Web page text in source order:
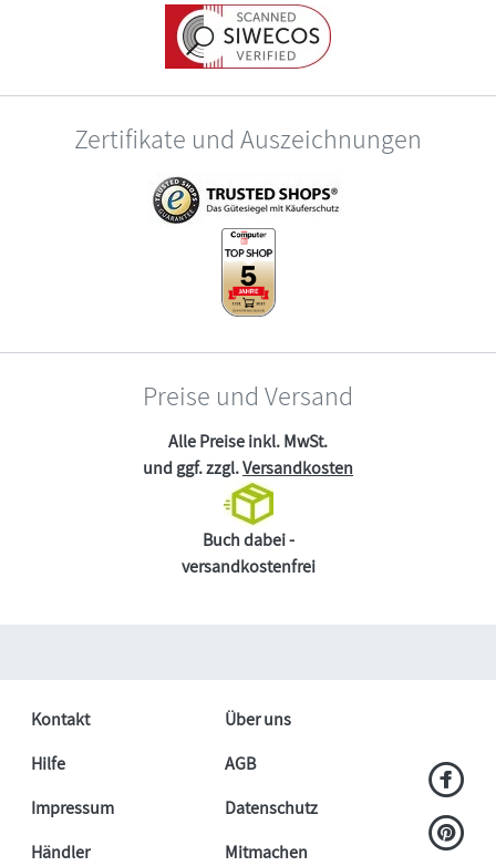
Zertifikate und Auszeichnungen
Preise und Versand
Alle Preise inkl. MwSt.
und ggf. zzgl.Versandkosten
Buch dabei -
versandkostenfrei
Kontakt
Über uns
Hilfe
AGB
Impressum
Datenschutz
Händler
Mitmachen